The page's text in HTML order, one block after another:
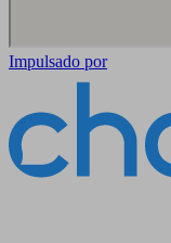
Impulsado por